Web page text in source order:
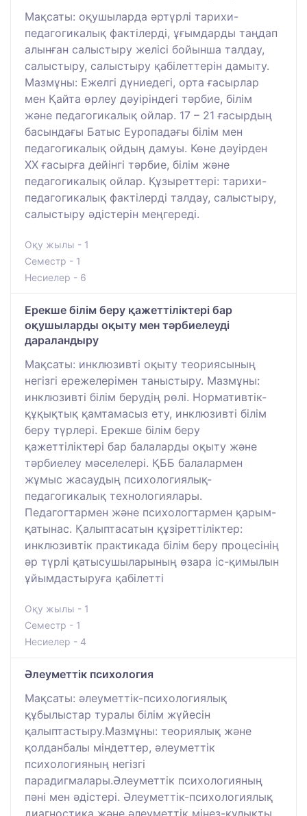
Мақсаты: оқушыларда әртүрлі тарихи-
педагогикалық фактілерді, ұғымдарды таңдап
алынған салыстыру желісі бойынша талдау,
салыстыру, салыстыру қабілеттерін дамыту.
Мазмұны: Ежелгі дүниедегі, орта ғасырлар
мен Қайта өрлеу дәуіріндегі тәрбие, білім
және педагогикалық ойлар. 17 – 21 ғасырдың
басындағы Батыс Еуропадағы білім мен
педагогикалық ойдың дамуы. Көне дәуірден
ХХ ғасырға дейінгі тәрбие, білім және
педагогикалық ойлар. Құзыреттері: тарихи-
педагогикалық фактілерді талдау, салыстыру,
салыстыру әдістерін меңгереді.
Оқу жылы - 1
Семестр - 1
Несиелер - 6
Ерекше білім беру қажеттіліктері бар
оқушыларды оқыту мен тәрбиелеуді
дараландыру
Мақсаты: инклюзивті оқыту теориясының
негізгі ережелерімен таныстыру. Мазмұны:
инклюзивті білім берудің рөлі. Нормативтік-
құқықтық қамтамасыз ету, инклюзивті білім
беру түрлері. Ерекше білім беру
қажеттіліктері бар балаларды оқыту және
тәрбиелеу мәселелері. ҚББ балалармен
жұмыс жасаудың психологиялық-
педагогикалық технологиялары.
Педагогтармен және психологтармен қарым-
қатынас. Қалыптасатын құзіреттіліктер:
инклюзивтік практикада білім беру процесінің
әр түрлі қатысушыларының өзара іс-қимылын
ұйымдастыруға қабілетті
Оқу жылы - 1
Семестр - 1
Несиелер - 4
Әлеуметтік психология
Мақсаты: әлеуметтік-психологиялық
құбылыстар туралы білім жүйесін
қалыптастыру.Мазмұны: теориялық және
қолданбалы міндеттер, әлеуметтік
психологияның негізгі
парадигмалары.Әлеуметтік психологияның
пәні мен әдістері. Әлеуметтік-психологиялық
диагностика және әлеуметтік мінез-құлықты